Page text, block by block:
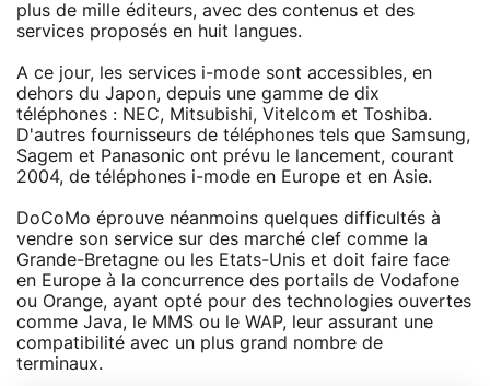
plus de mille éditeurs, avec des contenus et des
services proposés en huit langues.
A ce jour, les services i-mode sont accessibles, en
dehors du Japon, depuis une gamme de dix
téléphones : NEC, Mitsubishi, Vitelcom et Toshiba.
D'autres fournisseurs de téléphones tels que Samsung,
Sagem et Panasonic ont prévu le lancement, courant
2004, de téléphones i-mode en Europe et en Asie.
DoCoMo éprouve néanmoins quelques difficultés à
vendre son service sur des marché clef comme la
Grande-Bretagne ou les Etats-Unis et doit faire face
en Europe à la concurrence des portails de Vodafone
ou Orange, ayant opté pour des technologies ouvertes
comme Java, le MMS ou le WAP, leur assurant une
compatibilité avec un plus grand nombre de
terminaux.